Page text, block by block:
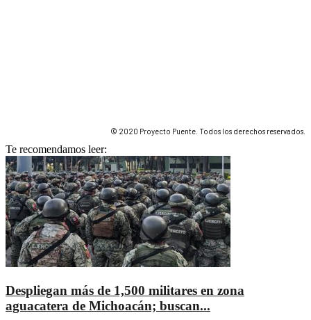
© 2020 Proyecto Puente. Todos los derechos reservados.
Te recomendamos leer:
Despliegan más de 1,500 militares en zona
aguacatera de Michoacán; buscan...